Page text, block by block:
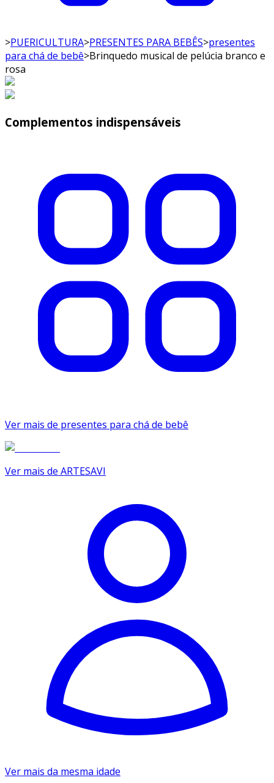
>PUERICULTURA>PRESENTES PARA BEBÊS>presentes
para chá de bebê>Brinquedo musical de pelúcia branco e
rosa
Complementos indispensáveis
Ver mais de presentes para chá de bebê
Ver mais de ARTESAVI
Ver mais da mesma idade